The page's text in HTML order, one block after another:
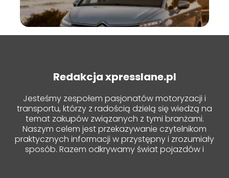
Redakcja xpresslane.pl
Jesteśmy zespołem pasjonatów motoryzacji i
transportu, którzy z radością dzielą się wiedzą na
temat zakupów związanych z tymi branżami.
Naszym celem jest przekazywanie czytelnikom
praktycznych informacji w przystępny i zrozumiały
sposób. Razem odkrywamy świat pojazdów i